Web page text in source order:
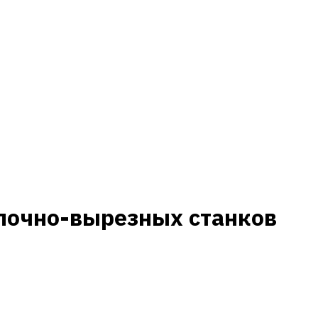
вырезных станков